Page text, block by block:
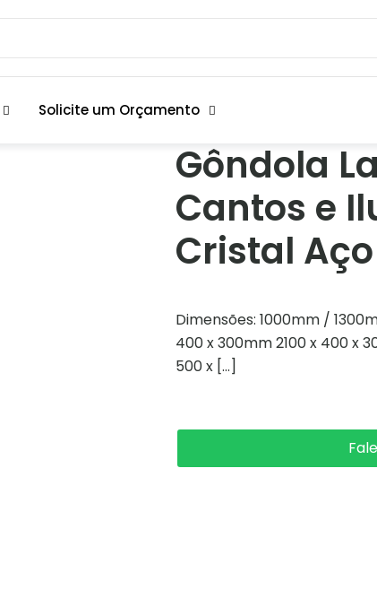
Solicite um Orçamento
Gôndola
Cantos e
Cristal Aço
Dimensões: 1000mm /
400 x 300mm 2100 x 400 x
500 x […]